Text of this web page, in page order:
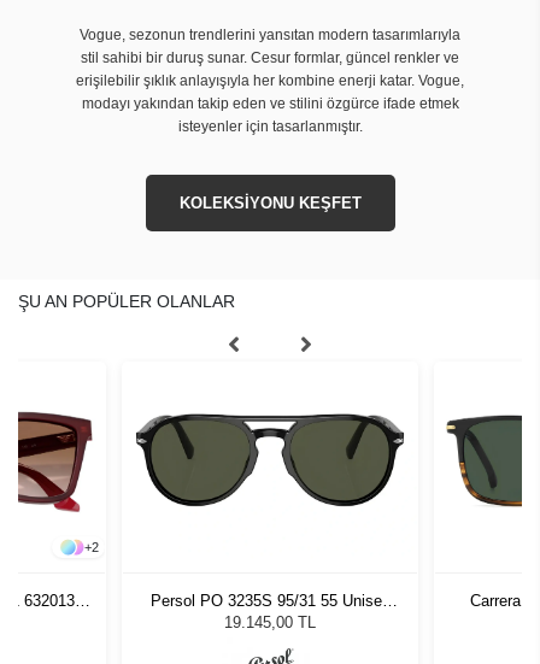
Vogue, sezonun trendlerini yansıtan modern tasarımlarıyla
stil sahibi bir duruş sunar. Cesur formlar, güncel renkler ve
erişilebilir şıklık anlayışıyla her kombine enerji katar. Vogue,
modayı yakından takip eden ve stilini özgürce ifade etmek
isteyenler için tasarlanmıştır.
KOLEKSİYONU KEŞFET
ŞU AN POPÜLER OLANLAR
+2
632013
Persol PO 3235S 95/31 55 Unisex
Güneş Gözlüğü
19.145,00 TL
Carrera